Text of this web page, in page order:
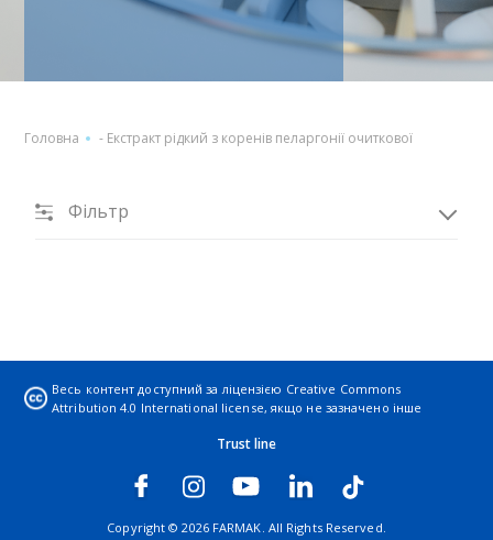
Головна - Екстракт рідкий з коренів пеларгонії очиткової
Фільтр
Весь контент доступний за ліцензією Creative Commons
Attribution 4.0 International license, якщо не зазначено інше
Trust line
Copyright © 2026 FARMAK. All Rights Reserved.